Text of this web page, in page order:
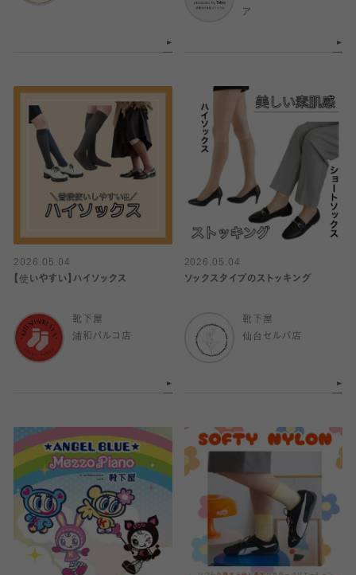
ア
2026.05.04
【使いやすい】ハイソックス
靴下屋
浦和パルコ店
2026.05.04
ソックスタイプのストッキング
靴下屋
仙台セルバ店